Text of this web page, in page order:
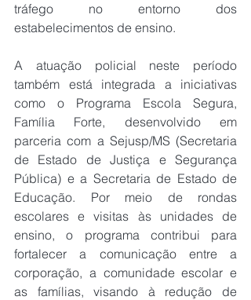
tráfego no entorno dos
estabelecimentos de ensino.
A atuação policial neste período
também está integrada a iniciativas
como o Programa Escola Segura,
Família Forte, desenvolvido em
parceria com a Sejusp/MS (Secretaria
de Estado de Justiça e Segurança
Pública) e a Secretaria de Estado de
Educação. Por meio de rondas
escolares e visitas às unidades de
ensino, o programa contribui para
fortalecer a comunicação entre a
corporação, a comunidade escolar e
as famílias, visando à redução de